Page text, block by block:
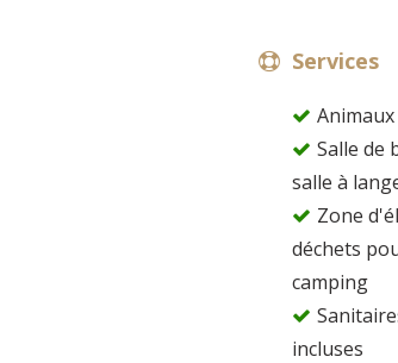
Services
Salle de
salle à
Zone
déchets
camping
incluses